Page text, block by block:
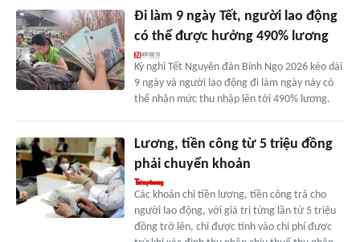
Đi làm 9 ngày Tết, người lao động
có thể được hưởng 490% lương
Kỳ nghỉ Tết Nguyên đán Bính Ngọ 2026 kéo dài
9 ngày và người lao động đi làm ngày này có
thể nhận mức thu nhập lên tới 490% lương.
Lương, tiền công từ 5 triệu đồng
phải chuyển khoản
Các khoản chi tiền lương, tiền công trả cho
người lao động, với giá trị từng lần từ 5 triệu
đồng trở lên, chỉ được tính vào chi phí được